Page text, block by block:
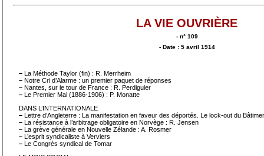
LA VIE OUVRIÈRE
- n° 109
- Date : 5 avril 1914
– La Méthode Taylor (fin) : R. Merrheim
– Notre Cri d’Alarme : un premier paquet de réponses
– Nantes, sur le tour de France : R. Perdiguier
– Le Premier Mai (1886-1906) : P. Monatte
DANS L’INTERNATIONALE
– Lettre d’Angleterre : La manifestation en faveur des déportés. Le lock-out du
– La résistance à l’arbitrage obligatoire en Norvège : R. Jensen
– La grève générale en Nouvelle Zélande : A. Rosmer
– L’esprit syndicaliste à Verviers
– Le Congrès syndical de Tomar